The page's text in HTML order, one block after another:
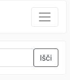
Išči